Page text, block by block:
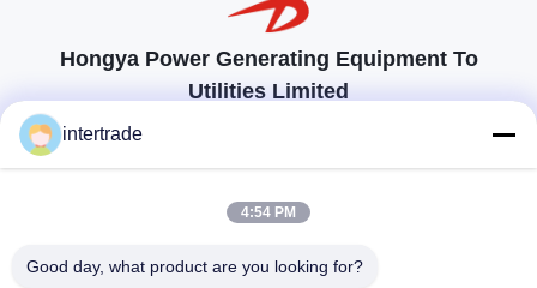
Hongya Power Generating Equipment To
Utilities Limited
op maat gemaakte oplossingen om aan de eisen van de klant te
86-28-37561966-8:00
intertrade
4:54 PM
Good day, what product are you looking for?